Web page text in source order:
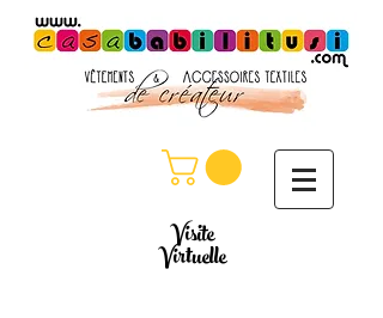
Visite
Virtuelle